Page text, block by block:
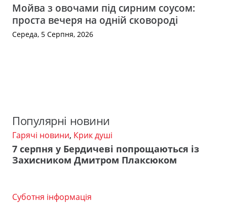
Мойва з овочами під сирним соусом:
проста вечеря на одній сковороді
Середа, 5 Серпня, 2026
Популярні новини
Гарячі новини, Крик душі
7 серпня у Бердичеві попрощаються із
Захисником Дмитром Плаксюком
Суботня інформація